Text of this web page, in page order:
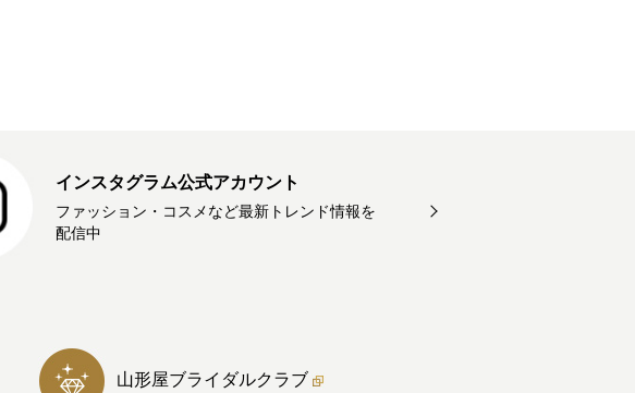
インスタグラム公式アカウント
ファッション・コスメなど最新トレンド情報を
配信中
山形屋ブライダルクラブ